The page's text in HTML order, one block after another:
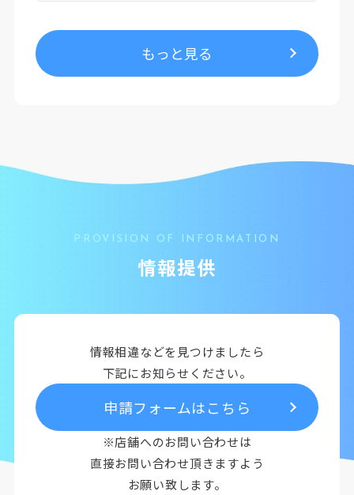
もっと見る
PROVISION OF INFORMATION
情報提供
情報相違などを見つけましたら
下記にお知らせください。
申請フォームはこちら
※店舗へのお問い合わせは
直接お問い合わせ頂きますよう
お願い致します。